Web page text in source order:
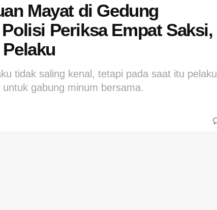
Mayat di Gedung
Periksa Empat Saksi,
tidak saling kenal, tetapi pada saat itu pelaku
gabung minum bersama.